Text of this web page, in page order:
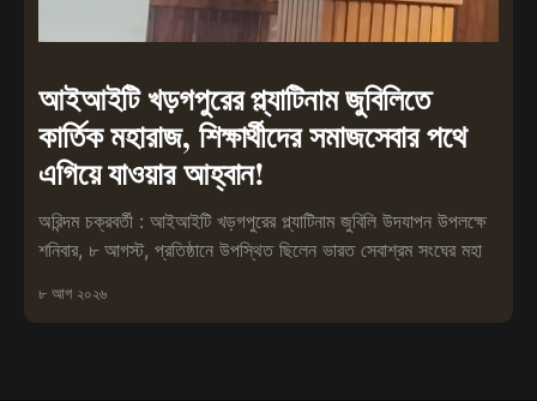
আইআইটি খড়গপুরের প্ল্যাটিনাম জুবিলিতে
কার্তিক মহারাজ, শিক্ষার্থীদের সমাজসেবার পথে
এগিয়ে যাওয়ার আহ্বান!
অরিন্দম চক্রবর্তী : আইআইটি খড়গপুরের প্ল্যাটিনাম জুবিলি উদযাপন উপলক্ষে
শনিবার, ৮ আগস্ট, প্রতিষ্ঠানে উপস্থিত ছিলেন ভারত সেবাশ্রম সংঘের মহা
৮ আগ ২০২৬